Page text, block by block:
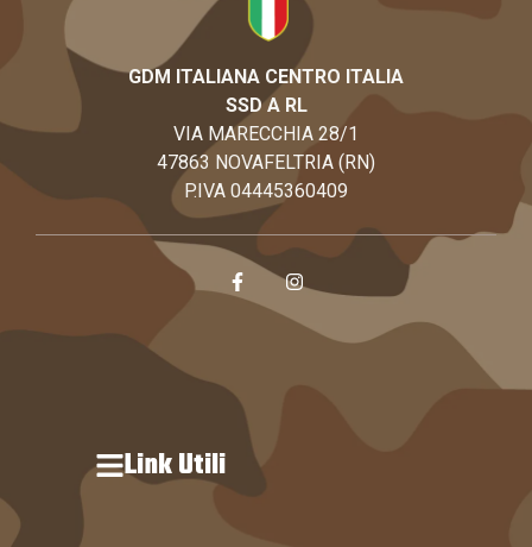
GDM ITALIANA CENTRO ITALIA
SSD A RL
VIA MARECCHIA 28/1
47863 NOVAFELTRIA (RN)
P.IVA 04445360409
Link Utili